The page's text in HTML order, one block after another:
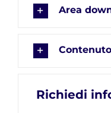
Area
Richiedi